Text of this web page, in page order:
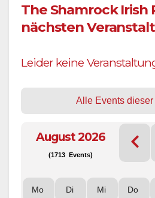
The Shamrock Irish
nächsten
Leider keine
Alle Events
August 2026
(1713 Events)
Mo Di Mi Do